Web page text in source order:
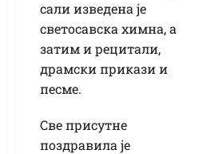
сали изведена је
светосавска химна, а
затим и рецитали,
драмски прикази и
песме.
Све присутне
поздравила је